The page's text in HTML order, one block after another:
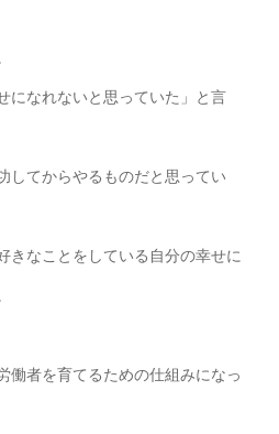
になれないと思っていた」と言
してからやるものだと思ってい
きなことをしている自分の幸せに
働者を育てるための仕組みになっ